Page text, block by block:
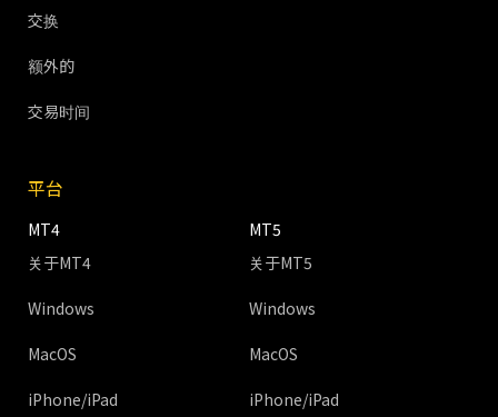
交换
额外的
交易时间
平台
MT4
关于MT4
Windows
MacOS
iPhone/iPad
MT5
关于MT5
Windows
MacOS
iPhone/iPad